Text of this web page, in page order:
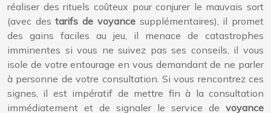
réaliser des rituels coûteux pour conjurer le mauvais sort
(avec destarifs de voyance supplémentaires), il promet
des gains faciles au jeu, il menace de catastrophes
imminentes si vous ne suivez pas ses conseils, il vous
isole de votre entourage en vous demandant de ne parler
à personne de votre consultation. Si vous rencontrez ces
signes, il est impératif de mettre fin à la consultation
immédiatement et de signaler le service de voyance